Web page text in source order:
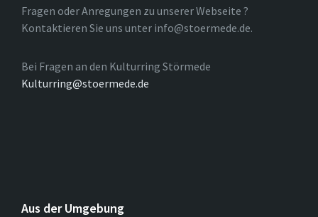
Fragen oder Anregungen zu unserer Webseite ?
Kontaktieren Sie uns unter info@stoermede.de.
Bei Fragen an den Kulturring Störmede
Kulturring@stoermede.de
Aus der Umgebung